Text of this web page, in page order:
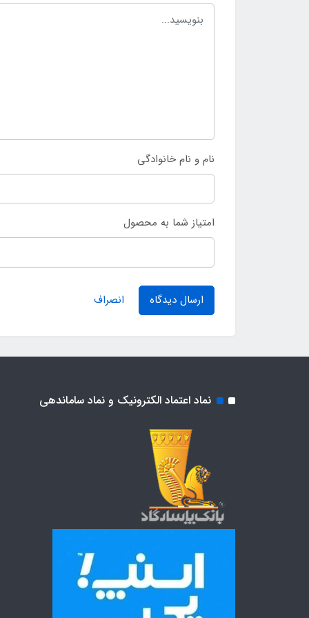
نام و نام خانوادگی
امتیاز شما به محصول
ارسال دیدگاه انصراف
نماد اعتماد الکترونیک و نماد ساماندهی